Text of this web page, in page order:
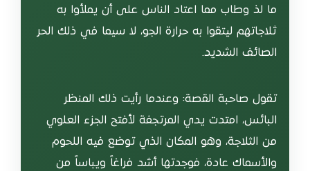
ما لذ وطاب مما اعتاد الناس على أن يملأوا به
ثلاجاتهم ليتقوا به حرارة الجو، لا سيما في ذلك الحر
الصائف الشديد.
تقول صاحبة القصة: وعندما رأيت ذلك المنظر
البائس، امتدت يدي المرتجفة لأفتح الجزء العلوي
من الثلاجة، وهو المكان الذي توضع فيه اللحوم
والأسماك عادة، فوجدتها أشد فراغاً ويباساً من